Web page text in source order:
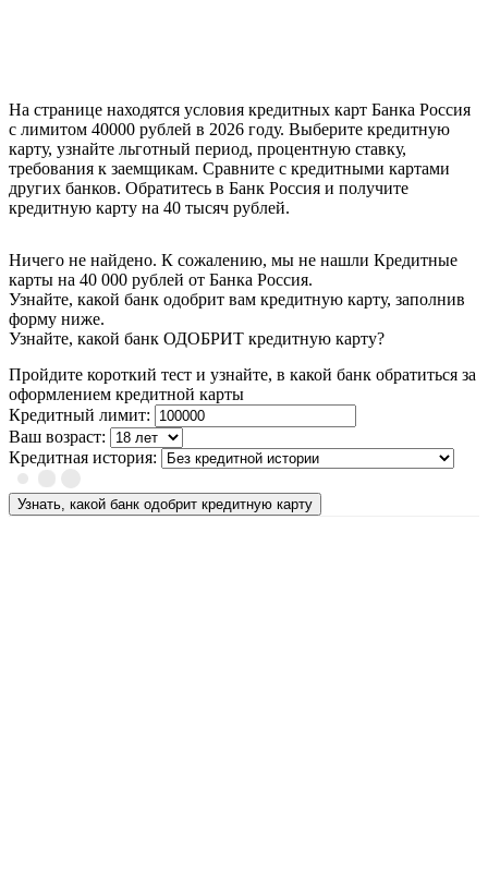
На странице находятся условия кредитных карт Банка Россия
с лимитом 40000 рублей в 2026 году. Выберите кредитную
карту, узнайте льготный период, процентную ставку,
требования к заемщикам. Сравните с кредитными картами
других банков. Обратитесь в Банк Россия и получите
кредитную карту на 40 тысяч рублей.
Ничего не найдено. К сожалению, мы не нашли Кредитные
карты на 40 000 рублей от Банка Россия.
Узнайте, какой банк одобрит вам кредитную карту, заполнив
форму ниже.
Узнайте, какой банк ОДОБРИТ кредитную карту?
Пройдите короткий тест и узнайте, в какой банк обратиться за
оформлением кредитной карты
Кредитный лимит:
Ваш возраст:
Кредитная история:
Узнать, какой банк одобрит кредитную карту